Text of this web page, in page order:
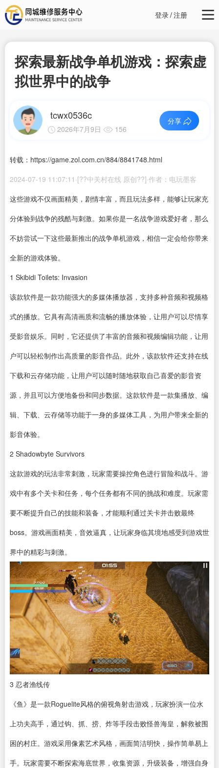
登录/注册
探索最新战争单机游戏：探索虚
拟世界中的战争
tcwx0536c
2026年7月9日 156
分享
转载：https://game.zol.com.cn/884/8841748.html
2024-07-19 11:07:11·[??中关村在线 原创??]·作者：电玩墨客
这些游戏不仅画面精美，剧情丰富，而且玩法多样，能够让玩家充
分体验到战争的残酷与刺激。如果你是一名战争游戏爱好者，那么
不妨尝试一下这些最新推出的战争单机游戏，相信一定会给你带来
全新的游戏体验。
1 Skibidi Toilets: Invasion
该款软件是一款功能强大的多媒体播放器 ，支持多种音频和视频格
式的播放。它具有高清画质和流畅的播放体验，让用户可以尽情享
受影音娱乐。同时，它还提供了丰富的音频和视频编辑功能，让用
户可以轻松制作出高质量的影音作品。此外，该款软件还支持在线
下载和云存储功能，让用户可以随时随地获取自己喜爱的影音资
源，并且可以方便地备份和同步数据。这款软件是一款集播放、编
辑、下载、云存储等功能于一身的多媒体工具，为用户带来全新的
影音体验。
2 Shadowbyte Survivors
这款游戏的玩法非常刺激，玩家需要操控角色进行冒险和战斗。游
戏中有多个关卡和任务，每个任务都有不同的挑战和难度。玩家需
要不断提升自己的技能和装备，才能顺利通过关卡并击败最终
boss。游戏画面精美，音效逼真，让玩家身临其境地感受到游戏世
界中的精彩与刺激。
3 忍者渔线传
《鱼》是一款Roguelite风格的俯视角射击游戏，玩家扮演一位水
上功夫高手，通过钩、抓、捞、炸等手段击败怪兽海皇，解救被围
困的村庄。游戏采用像素艺术风格，画面简洁明快，操作简单易上
手。玩家需要不断探索海底世界，收集资源，升级装备，增强自身